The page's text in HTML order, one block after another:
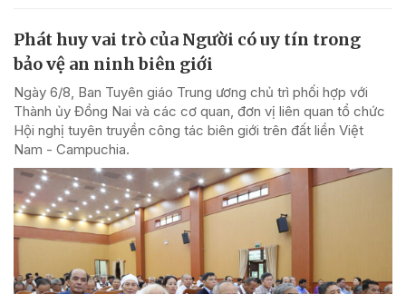
Phát huy vai trò của Người có uy tín trong
bảo vệ an ninh biên giới
Ngày 6/8, Ban Tuyên giáo Trung ương chủ trì phối hợp với
Thành ủy Đồng Nai và các cơ quan, đơn vị liên quan tổ chức
Hội nghị tuyên truyền công tác biên giới trên đất liền Việt
Nam - Campuchia.